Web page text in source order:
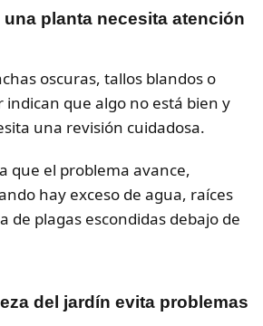
planta necesita atención
oscuras, tallos blandos o
que algo no está bien y
una revisión cuidadosa.
que el problema avance,
hay exceso de agua, raíces
de plagas escondidas debajo de
del jardín evita problemas